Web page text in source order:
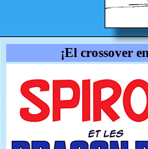
¡El crossover